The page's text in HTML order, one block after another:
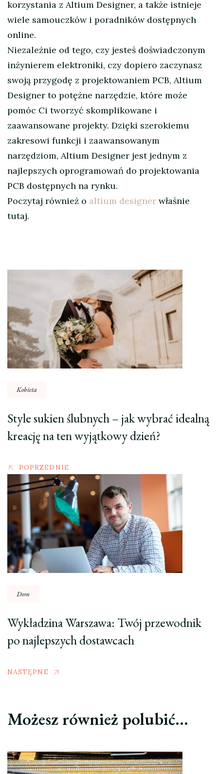
korzystania z Altium Designer, a także istnieje
wiele samouczków i poradników dostępnych
online.
Niezależnie od tego, czy jesteś doświadczonym
inżynierem elektroniki, czy dopiero zaczynasz
swoją przygodę z projektowaniem PCB, Altium
Designer to potężne narzędzie, które może
pomóc Ci tworzyć skomplikowane i
zaawansowane projekty. Dzięki szerokiemu
zakresowi funkcji i zaawansowanym
narzędziom, Altium Designer jest jednym z
najlepszych oprogramowań do projektowania
PCB dostępnych na rynku.
Poczytaj również o altium designer właśnie
tutaj.
Nawigacja
wpisu
Kobieta
Style sukien ślubnych – jak wybrać idealną
kreację na ten wyjątkowy dzień?
POPRZEDNIE
Dom
Wykładzina Warszawa: Twój przewodnik
po najlepszych dostawcach
NASTĘPNE
Możesz również polubić…